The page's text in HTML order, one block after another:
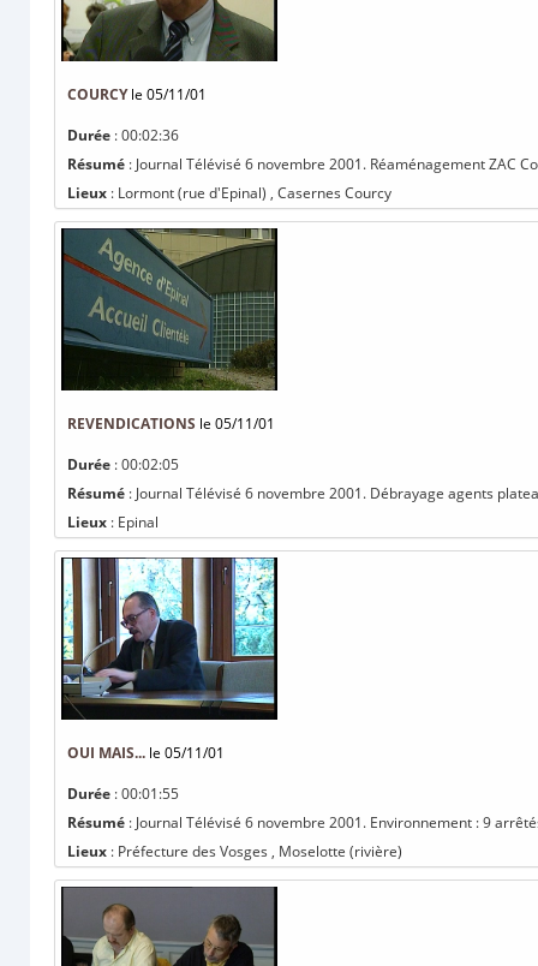
COURCYle 05/11/01
Durée : 00:02:36
Résumé : Journal Télévisé 6 novembre 2001. Réaménagement ZAC
Lieux : Lormont (rue d'Epinal) , Casernes Courcy
REVENDICATIONS le 05/11/01
Durée : 00:02:05
Résumé : Journal Télévisé 6 novembre 2001. Débrayage agents
Lieux : Epinal
OUI MAIS... le 05/11/01
Durée : 00:01:55
Résumé : Journal Télévisé 6 novembre 2001. Environnement : 9
Lieux : Préfecture des Vosges , Moselotte (rivière)